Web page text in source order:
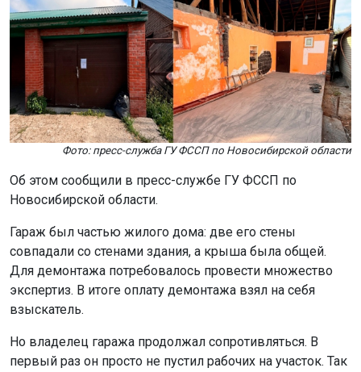
Фото: пресс-служба ГУ ФССП по Новосибирской области
Об этом сообщили в пресс-службе ГУ ФССП по
Новосибирской области.
Гараж был частью жилого дома: две его стены
совпадали со стенами здания, а крыша была общей.
Для демонтажа потребовалось провести множество
экспертиз. В итоге оплату демонтажа взял на себя
взыскатель.
Но владелец гаража продолжал сопротивляться. В
первый раз он просто не пустил рабочих на участок. Так